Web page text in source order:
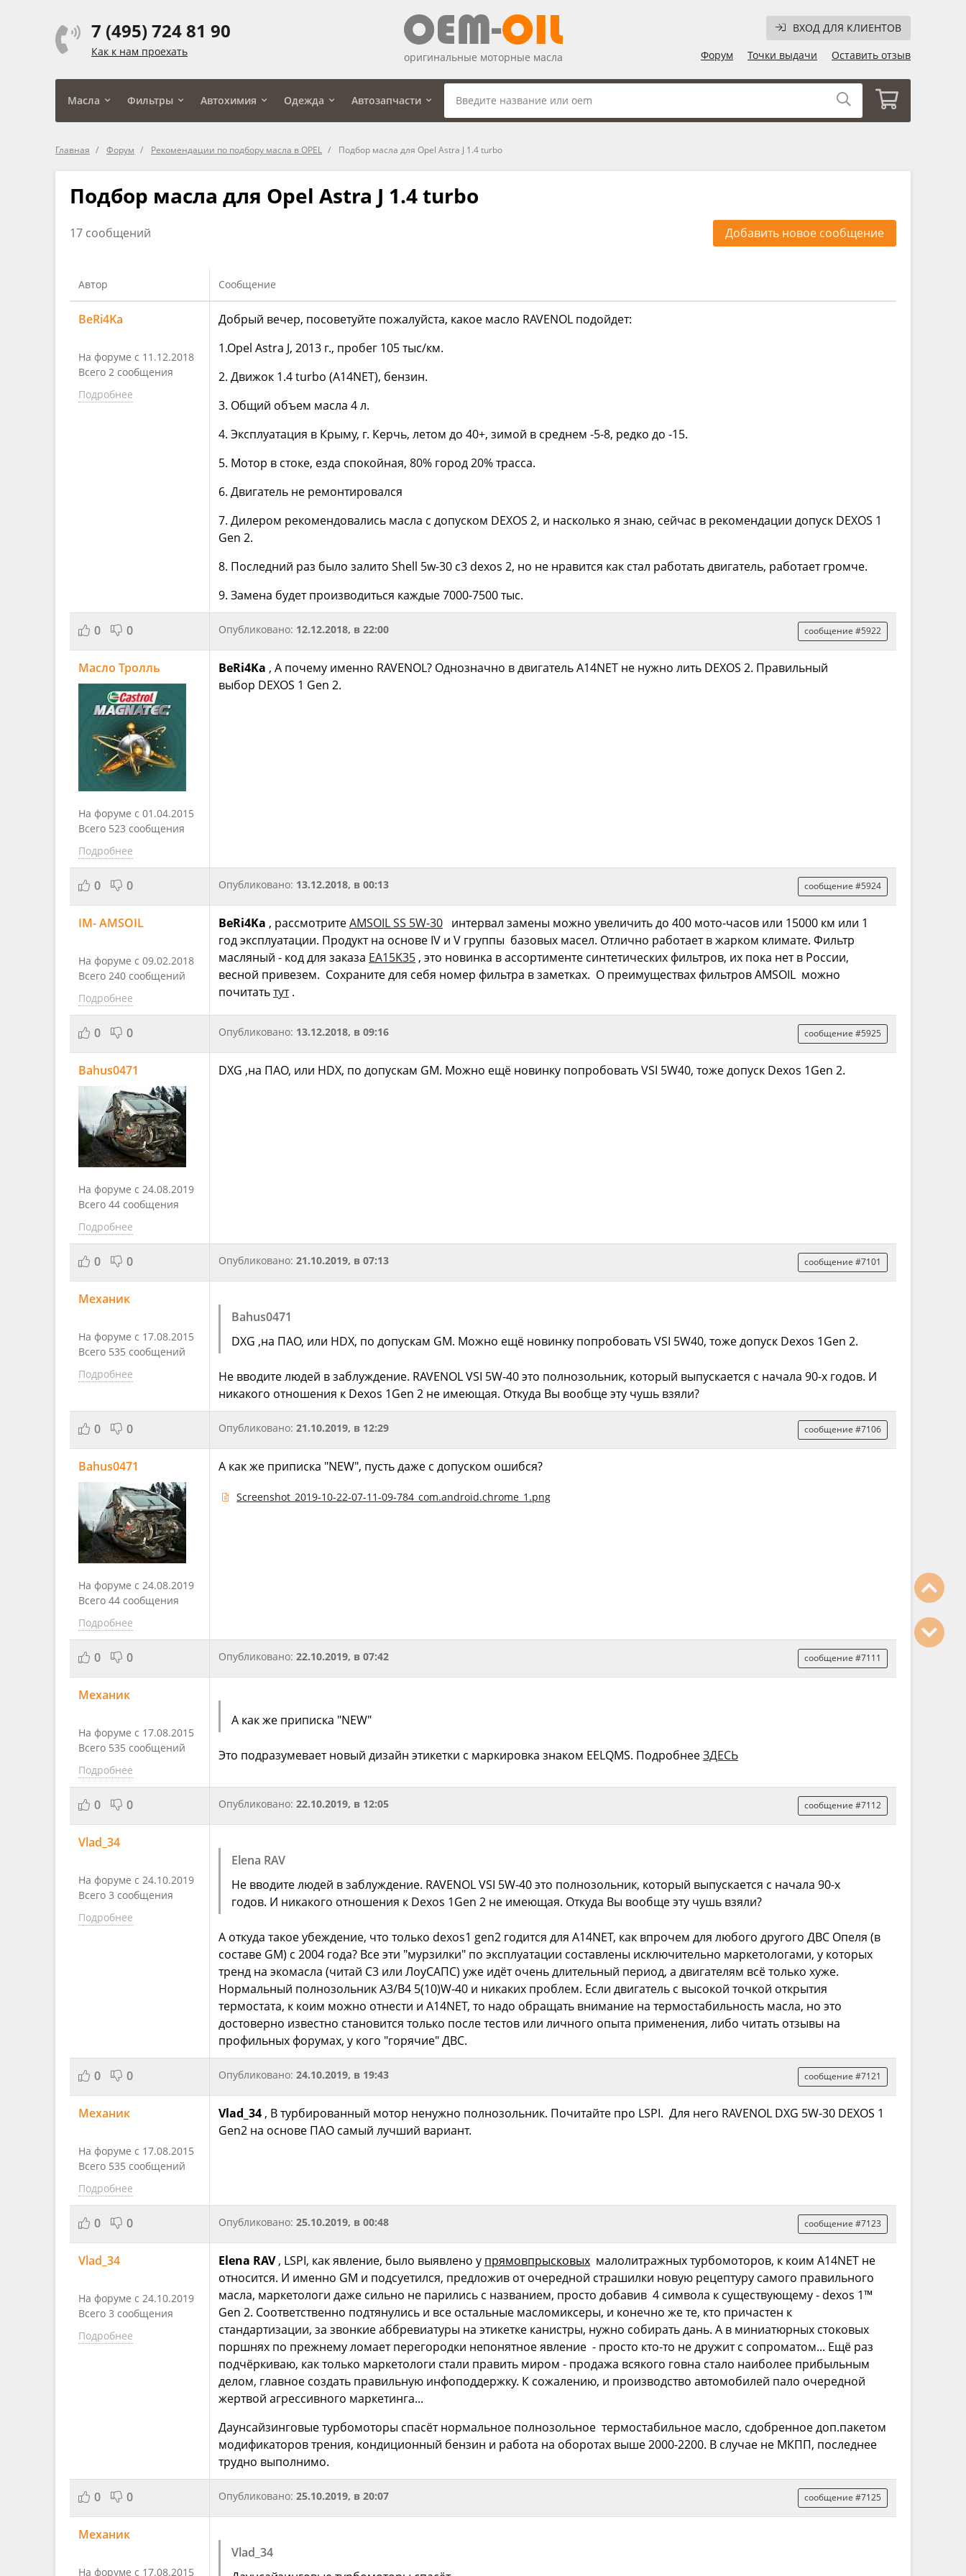
7 (495) 724 81 90
Как к нам проехать
ВХОД ДЛЯ КЛИЕНТОВ
Форум
Точки выдачи Оставить отзыв
оригинальные моторные масла
Масла Фильтры Автохимия Одежда Автозапчасти
Главная Форум Рекомендации по подбору масла в OPEL Подбор масла для Opel Astra J 1.4 turbo
Подбор масла для Opel Astra J 1.4 turbo
17 сообщений Добавить новое сообщение
Автор Сообщение
BeRi4Ka
На форуме с 11.12.2018
Всего 2 сообщения
Подробнее
Добрый вечер, посоветуйте пожалуйста, какое масло RAVENOL подойдет:
1.Opel Astra J, 2013 г., пробег 105 тыс/км.
2. Движок 1.4 turbo (A14NET), бензин.
3. Общий объем масла 4 л.
4. Эксплуатация в Крыму, г. Керчь, летом до 40+, зимой в среднем -5-8, редко до -15.
5. Мотор в стоке, езда спокойная, 80% город 20% трасса.
6. Двигатель не ремонтировался
7. Дилером рекомендовались масла с допуском DEXOS 2, и насколько я знаю, сейчас в рекомендации допуск DEXOS 1
Gen 2.
8. Последний раз было залито Shell 5w-30 c3 deхos 2, но не нравится как стал работать двигатель, работает громче.
9. Замена будет производиться каждые 7000-7500 тыс.
0 0 Опубликовано: 12.12.2018, в 22:00 сообщение #5922
Масло Тролль
На форуме с 01.04.2015
Всего 523 сообщения
Подробнее
BeRi4Ka , А почему именно RAVENOL? Однозначно в двигатель A14NET не нужно лить DEXOS 2. Правильный
выбор DEXOS 1 Gen 2.
0 0 Опубликовано: 13.12.2018, в 00:13 сообщение #5924
IM- AMSOIL
На форуме с 09.02.2018
Всего 240 сообщений
Подробнее
BeRi4Ka , рассмотритеAMSOIL SS 5W-30 интервал замены можно увеличить до 400 мото-часов или 15000 км или 1
год эксплуатации. Продукт на основе IV и V группы базовых масел. Отлично работает в жарком климате. Фильтр
масляный - код для заказа EA15K35 , это новинка в ассортименте синтетических фильтров, их пока нет в России,
весной привезем. Сохраните для себя номер фильтра в заметках. О преимуществах фильтров AMSOIL можно
почитатьтут.
0 0 Опубликовано: 13.12.2018, в 09:16 сообщение #5925
Bahus0471
На форуме с 24.08.2019
Всего 44 сообщения
Подробнее
DXG ,на ПАО, или HDX, по допускам GM. Можно ещё новинку попробовать VSI 5W40, тоже допуск Dexos 1Gen 2.
0 0 Опубликовано: 21.10.2019, в 07:13 сообщение #7101
Механик
На форуме с 17.08.2015
Всего 535 сообщений
Подробнее
Bahus0471
DXG ,на ПАО, или HDX, по допускам GM. Можно ещё новинку попробовать VSI 5W40, тоже допуск Dexos 1Gen 2.
Не вводите людей в заблуждение. RAVENOL VSI 5W-40 это полнозольник, который выпускается с начала 90-х годов. И
никакого отношения к Dexos 1Gen 2 не имеющая. Откуда Вы вообще эту чушь взяли?
0 0 Опубликовано: 21.10.2019, в 12:29 сообщение #7106
Bahus0471
На форуме с 24.08.2019
Всего 44 сообщения
Подробнее
А как же приписка "NEW", пусть даже с допуском ошибся?
Screenshot_2019-10-22-07-11-09-784_com.android.chrome_1.png
0 0 Опубликовано: 22.10.2019, в 07:42 сообщение #7111
Механик
На форуме с 17.08.2015
Всего 535 сообщений
Подробнее
А как же приписка "NEW"
Это подразумевает новый дизайн этикетки с маркировка знаком EELQMS. ПодробнееЗДЕСЬ
0 0 Опубликовано: 22.10.2019, в 12:05 сообщение #7112
Vlad_34
На форуме с 24.10.2019
Всего 3 сообщения
Подробнее
Elena RAV
Не вводите людей в заблуждение. RAVENOL VSI 5W-40 это полнозольник, который выпускается с начала 90-х
годов. И никакого отношения к Dexos 1Gen 2 не имеющая. Откуда Вы вообще эту чушь взяли?
А откуда такое убеждение, что только dexos1 gen2 годится для A14NET, как впрочем для любого другого ДВС Опеля (в
составе GM) с 2004 года? Все эти "мурзилки" по эксплуатации составлены исключительно маркетологами, у которых
тренд на экомасла (читай С3 или ЛоуСАПС) уже идёт очень длительный период, а двигателям всё только хуже.
Нормальный полнозольник A3/B4 5(10)W-40 и никаких проблем. Если двигатель с высокой точкой открытия
термостата, к коим можно отнести и A14NET, то надо обращать внимание на термостабильность масла, но это
достоверно известно становится только после тестов или личного опыта применения, либо читать отзывы на
профильных форумах, у кого "горячие" ДВС.
0 0 Опубликовано: 24.10.2019, в 19:43 сообщение #7121
Механик
На форуме с 17.08.2015
Всего 535 сообщений
Подробнее
Vlad_34 , В турбированный мотор ненужно полнозольник. Почитайте про LSPI. Для него RAVENOL DXG 5W-30 DEXOS 1
Gen2 на основе ПАО самый лучший вариант.
0 0 Опубликовано: 25.10.2019, в 00:48 сообщение #7123
Vlad_34
На форуме с 24.10.2019
Всего 3 сообщения
Подробнее
Elena RAV, LSPI, как явление, было выявлено у прямовпрысковых малолитражных турбомоторов, к коим A14NET не
относится. И именно GM и подсуетился, предложив от очередной страшилки новую рецептуру самого правильного
масла, маркетологи даже сильно не парились с названием, просто добавив 4 символа к существующему - dexos 1™
Gen 2. Соответственно подтянулись и все остальные масломиксеры, и конечно же те, кто причастен к
стандартизации, за звонкие аббревиатуры на этикетке канистры, нужно собирать дань. А в миниатюрных стоковых
поршнях по прежнему ломает перегородки непонятное явление - просто кто-то не дружит с сопроматом... Ещё раз
подчёркиваю, как только маркетологи стали править миром - продажа всякого говна стало наиболее прибыльным
делом, главное создать правильную инфоподдержку. К сожалению, и производство автомобилей пало очередной
жертвой агрессивного маркетинга...
Даунсайзинговые турбомоторы спасёт нормальное полнозольное термостабильное масло, сдобренное доп.пакетом
модификаторов трения, кондиционный бензин и работа на оборотах выше 2000-2200. В случае не МКПП, последнее
трудно выполнимо.
0 0 Опубликовано: 25.10.2019, в 20:07 сообщение #7125
Механик
На форуме с 17.08.2015
Vlad_34